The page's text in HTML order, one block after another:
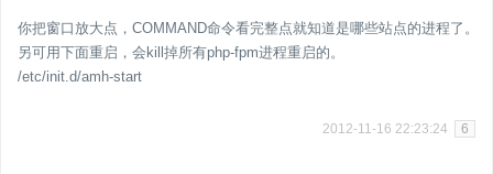
你把窗口放大点，COMMAND命令看完整点就知道是哪些站点的进程了。
另可用下面重启，会kill掉所有php-fpm进程重启的。
/etc/init.d/amh-start
2012-11-16 22:23:24 6